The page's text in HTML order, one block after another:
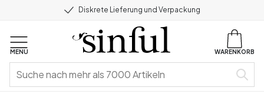
Diskrete Lieferung und Verpackung
MENU WARENKORB